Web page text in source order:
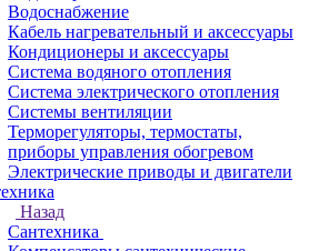
Водоснабжение
Кабель нагревательный и аксессуары
Кондиционеры и аксессуары
Система водяного отопления
Система электрического отопления
Системы вентиляции
Терморегуляторы, термостаты,
приборы управления обогревом
Электрические приводы и двигатели
Назад
Сантехника